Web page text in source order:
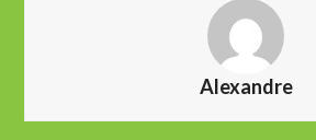
Alexandre